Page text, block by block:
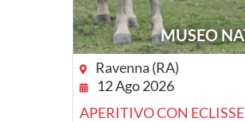
MUSEO
Ravenna (RA)
12 Ago 2026
APERITIVO CON